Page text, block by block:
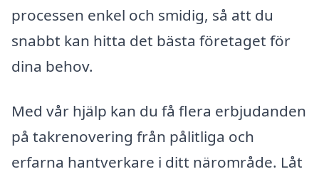
processen enkel och smidig, så att du
snabbt kan hitta det bästa företaget för
dina behov.
Med vår hjälp kan du få flera erbjudanden
på takrenovering från pålitliga och
erfarna hantverkare i ditt närområde. Låt